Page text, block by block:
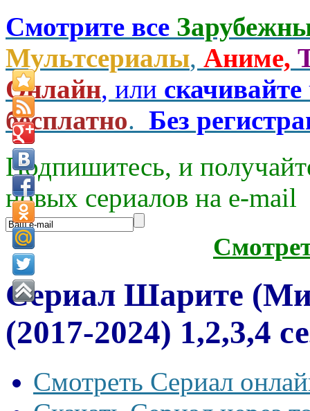
Смотрите все
Мультсериалы, Аниме,
Онлайн, или скачивайте
бесплатно. Без
Подпишитесь, и
новых сериалов на e-mаil
Сериал Шарите
(2017-2024) 1,2,3,4
Смотреть Сериал